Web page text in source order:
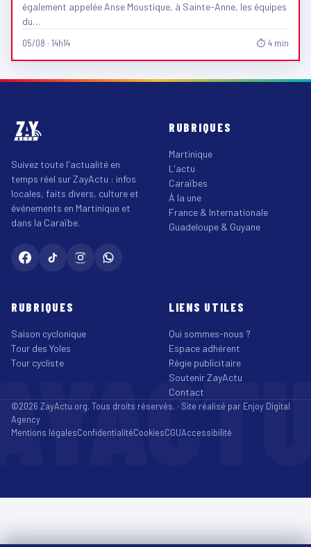
également appelée Anse Moustique, à Sainte-Anne, les équipes
du…
05/08 · 14h14 ⏱ 4 min
Suivez toute l'actualité en
temps réel sur ZayActu : infos
locales, faits divers, culture et
événements en Martinique et
dans la Caraïbe.
RUBRIQUES
Martinique
L'actu
Caraïbes
À la une
France & Internationale
Guadeloupe & Guyane
RUBRIQUES
Saison cyclonique
Tour des Yoles
Tour cycliste
LIENS UTILES
Qui sommes-nous ?
Espace adhérent
Régie publicitaire
Soutenir ZayActu
Contact
©2026 ZayActu.org. Tous droits réservés. · Site réalisé par Enjoy Digital
Agency
Mentions légalesConfidentialitéCookiesCGUAccessibilité